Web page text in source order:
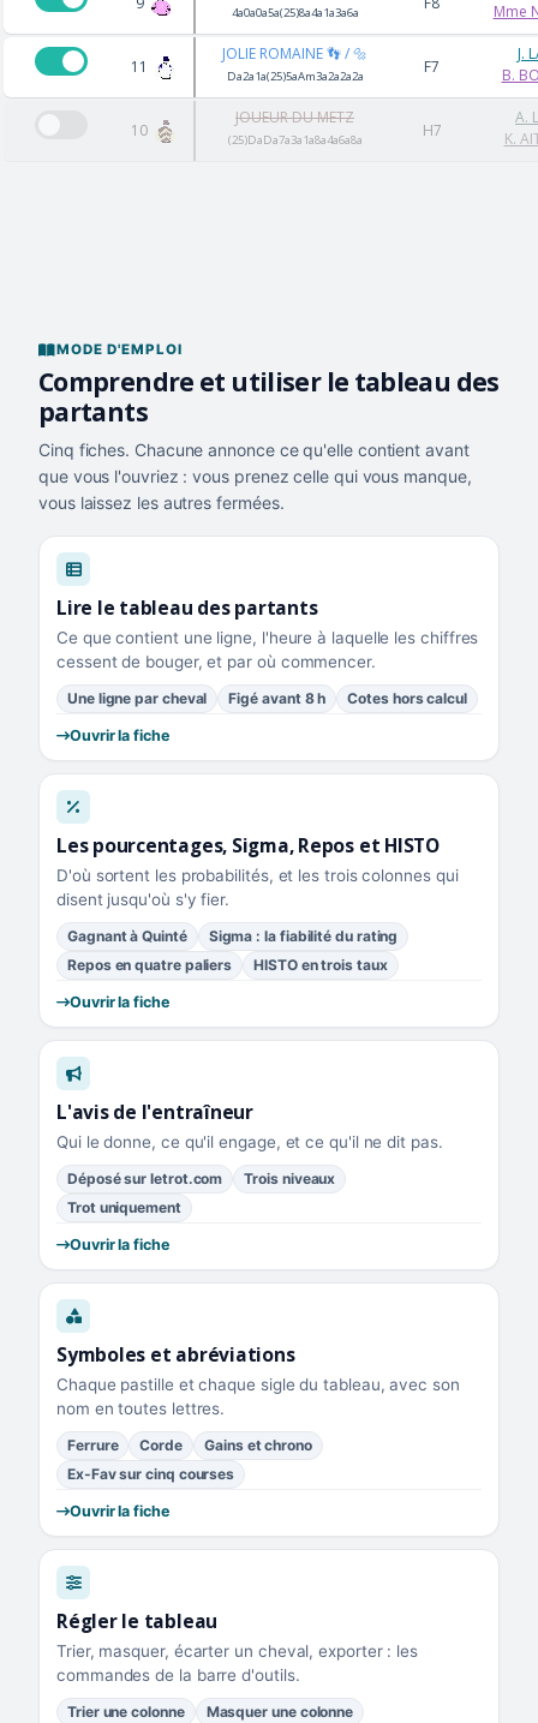
4a0a0a5a(25)8a4a1a3a6a
Mme
11
JOLIE ROMAINE 👣 / 🔩
Da2a1a(25)5aAm3a2a2a2a F7
J.
B.
10
JOUEUR DU METZ
(25)DaDa7a3a1a8a4a6a8a H7
A.
K.
MODE D'EMPLOI
Comprendre et utiliser le tableau des
partants
Cinq fiches. Chacune annonce ce qu'elle contient avant
que vous l'ouvriez : vous prenez celle qui vous manque,
vous laissez les autres fermées.
Lire le tableau des partants
Ce que contient une ligne, l'heure à laquelle les chiffres
cessent de bouger, et par où commencer.
Une ligne par cheval Figé avant 8 h Cotes hors calcul
Ouvrir la fiche
Les pourcentages, Sigma, Repos et HISTO
D'où sortent les probabilités, et les trois colonnes qui
disent jusqu'où s'y fier.
Gagnant à Quinté
Sigma : la fiabilité du rating
Repos en quatre paliers
HISTO en trois taux
Ouvrir la fiche
L'avis de l'entraîneur
Qui le donne, ce qu'il engage, et ce qu'il ne dit pas.
Déposé sur letrot.com
Trois niveaux
Trot uniquement
Ouvrir la fiche
Symboles et abréviations
Chaque pastille et chaque sigle du tableau, avec son
nom en toutes lettres.
Ferrure Corde
Gains et chrono
Ex-Fav sur cinq courses
Ouvrir la fiche
Régler le tableau
Trier, masquer, écarter un cheval, exporter : les
commandes de la barre d'outils.
Trier une colonne
Masquer une colonne